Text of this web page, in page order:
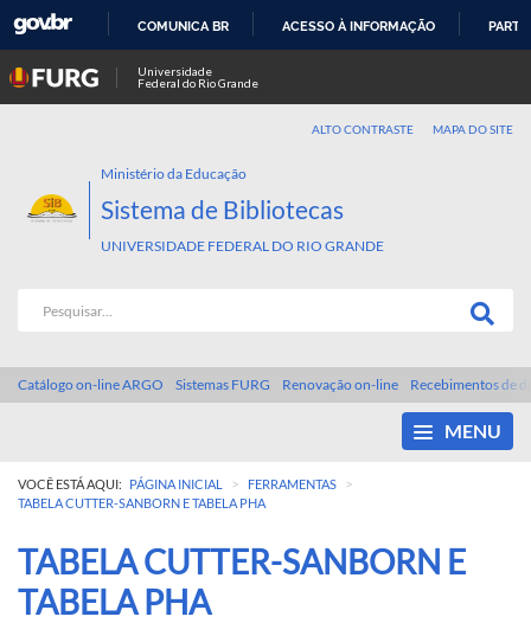
COMUNICA BR ACESSO À INFORMAÇÃO
Universidade
Federal do Rio Grande
ALTO CONTRASTE MAPA DO SITE
Ministério da Educação
Sistema de Bibliotecas
UNIVERSIDADE FEDERAL DO RIO GRANDE
Catálogo on-line ARGO Sistemas FURG Renovação on-line Recebimentos de
MENU
VOCÊ ESTÁ AQUI: PÁGINA INICIAL > FERRAMENTAS >
TABELA CUTTER-SANBORN E TABELA PHA
TABELA CUTTER-SANBORN E
TABELA PHA